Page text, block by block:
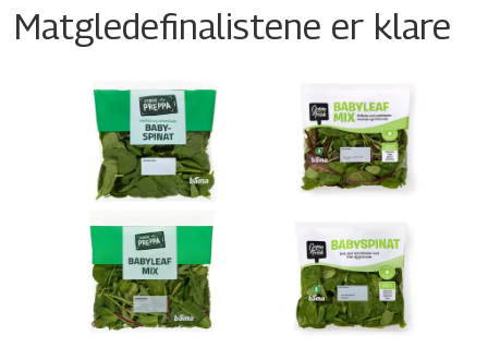
Matgledefinalistene er klare